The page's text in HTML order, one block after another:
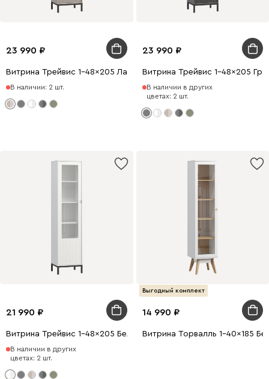
23 990
Витрина Трейвис 1-48x205 Латте
В наличии: 2 шт.
23 990
Витрина Трейвис 1-48x205
В наличии в других
цветах: 2 шт.
21 990
Витрина Трейвис 1-48x205 Белый
В наличии в других
цветах: 2 шт.
Выгодный комплект
14 990
Витрина Торвалль 1-40x185